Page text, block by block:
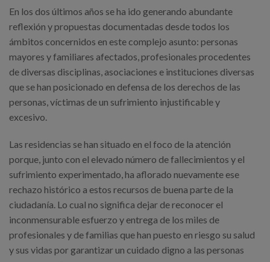
En los dos últimos años se ha ido generando abundante
reflexión y propuestas documentadas desde todos los
ámbitos concernidos en este complejo asunto: personas
mayores y familiares afectados, profesionales procedentes
de diversas disciplinas, asociaciones e instituciones diversas
que se han posicionado en defensa de los derechos de las
personas, víctimas de un sufrimiento injustificable y
excesivo.
Las residencias se han situado en el foco de la atención
porque, junto con el elevado número de fallecimientos y el
sufrimiento experimentado, ha aflorado nuevamente ese
rechazo histórico a estos recursos de buena parte de la
ciudadanía. Lo cual no significa dejar de reconocer el
inconmensurable esfuerzo y entrega de los miles de
profesionales y de familias que han puesto en riesgo su salud
y sus vidas por garantizar un cuidado digno a las personas